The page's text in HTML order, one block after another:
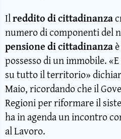
Ilreddito di cittadinanza
numero di componenti del
pensione di cittadinanza
possesso di un immobile.
su tutto il territorio»
Maio, ricordando che il
Regioni per riformare il
ha in agenda un incontro
al Lavoro.